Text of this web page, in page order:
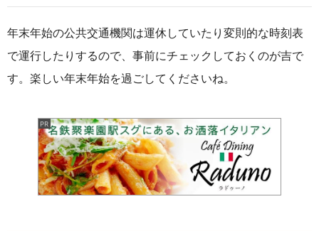
年末年始の公共交通機関は運休していたり変則的な時刻表
で運行したりするので、事前にチェックしておくのが吉で
す。楽しい年末年始を過ごしてくださいね。